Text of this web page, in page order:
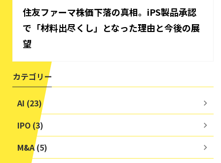
住友ファーマ株価下落の真相。iPS製品承認
で「材料出尽くし」となった理由と今後の展
望
カテゴリー
AI (23)
IPO (3)
M&A (5)